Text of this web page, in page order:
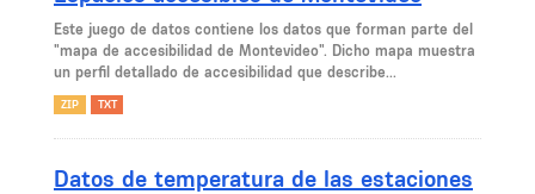
Este juego de datos contiene los datos que forman parte del
"mapa de accesibilidad de Montevideo". Dicho mapa muestra
un perfil detallado de accesibilidad que describe...
ZIP TXT
Datos de temperatura de las estaciones